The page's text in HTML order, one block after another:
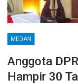
MEDAN
Anggota
Hampir 30